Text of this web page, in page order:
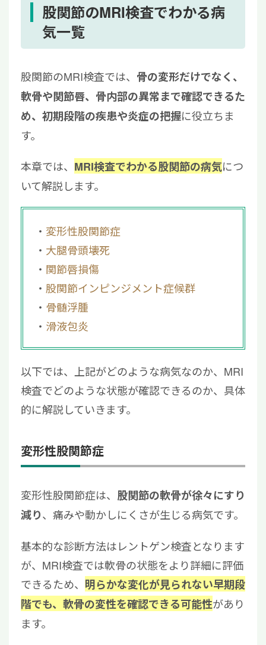
2.2MRI検査の費用
2.3
レントゲンやCT検査との違い
股関節に対するMRI検査の流れ・撮り方
4.1どんなときにMRI検査を受ければい
い？
4.2MRI検査を受けるときの服装は？
5
股関節のMRI検査でわかる病
気一覧
股関節のMRI検査では、 骨の変形だけでなく、
軟骨や関節唇、骨内部の異常まで確認できるた
め、初期段階の疾患や炎症の把握に役立ちま
す。
本章では、 MRI検査でわかる股関節の病気につ
いて解説します。
変形性股関節症
大腿骨頭壊死
関節唇損傷
股関節インピンジメント症候群
骨髄浮腫
滑液包炎
以下では、上記がどのような病気なのか、MRI
検査でどのような状態が確認できるのか、具体
的に解説していきます。
変形性股関節症
変形性股関節症は、 股関節の軟骨が徐々にすり
減り、痛みや動かしにくさが生じる病気です。
基本的な診断方法はレントゲン検査となります
が、MRI検査では軟骨の状態をより詳細に評価
できるため、 明らかな変化が見られない早期段
階でも、軟骨の変性を確認できる可能性があり
ます。